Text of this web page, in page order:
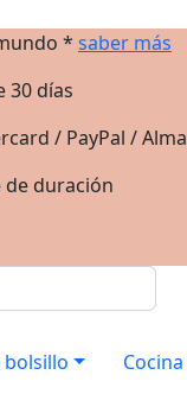
* saber más
30 días
/ PayPal / Alma
duración
bolsillo Cocina